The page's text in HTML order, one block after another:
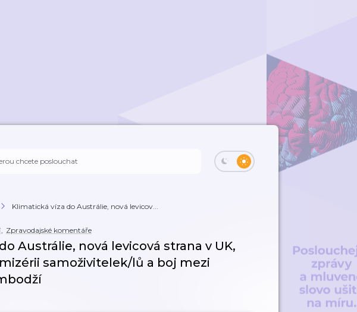
Klimatická víza do Austrálie, nová levicov...
, Zpravodajské komentáře
Austrálie, nová levicová strana v UK,
samoživitelek/lů a boj mezi